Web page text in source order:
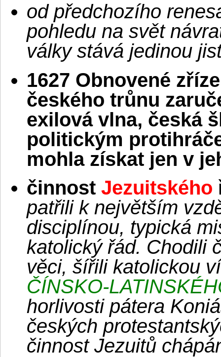
od předchozího
pohledu na svět
války stává jedinou
1627 Obnovené
českého trůnu
exilová vlna, česká
politickým
mohla získat jen v
činnost Jezuitského
patřili k největším
disciplínou, typická
katolický řád. Chodili
věci, šířili katolickou
ČÍNSKO-
horlivosti pátera
českých
činnost Jezuitů